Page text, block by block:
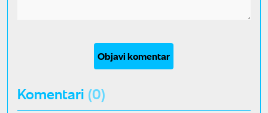
Objavi komentar
Komentari (0)